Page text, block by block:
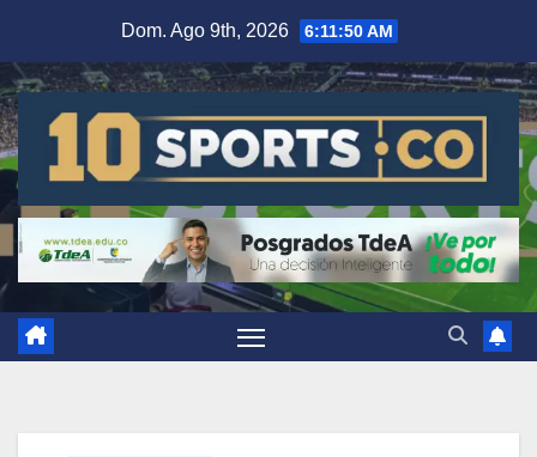
Dom. Ago 9th, 2026 6:11:51 AM